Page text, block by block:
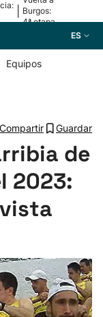
Burgos:
4ª etapa
ES
Equipos
Compartir Guardar
de
2023: